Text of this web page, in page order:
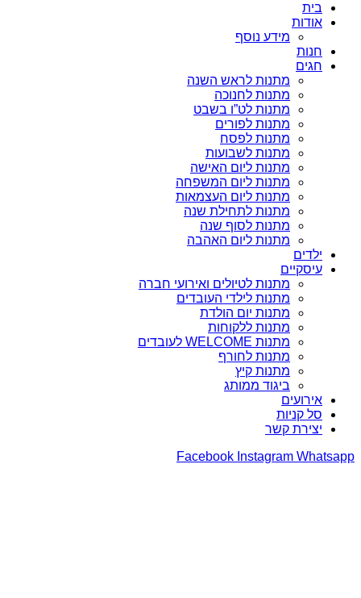
בית
אודות
מידע נוסף
חנות
חגים
מתנות לראש השנה
מתנות לחנוכה
מתנות לט”ו בשבט
מתנות לפורים
מתנות לפסח
מתנות לשבועות
מתנות ליום האישה
מתנות ליום המשפחה
מתנות ליום העצמאות
מתנות לתחילת שנה
מתנות לסוף שנה
מתנות ליום האהבה
ילדים
עיסקיים
מתנות לטיולים ואירועי חברה
מתנות לילדי העובדים
מתנות יום הולדת
מתנות ללקוחות
מתנות WELCOME לעובדים
מתנות לחורף
מתנות קיץ
ביגוד ממותג
אירועים
סל קניות
יצירת קשר
Facebook Instagram Whatsapp